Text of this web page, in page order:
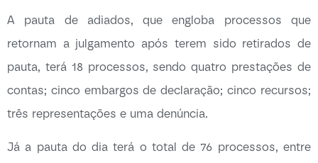
A pauta de adiados, que engloba processos que
retornam a julgamento após terem sido retirados de
pauta, terá 18 processos, sendo quatro prestações de
contas; cinco embargos de declaração; cinco recursos;
três representações e uma denúncia.
Já a pauta do dia terá o total de 76 processos, entre